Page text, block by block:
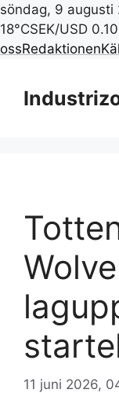
söndag, 9 augusti
18°CSEK/USD
ossRedaktionen
innehåll
11 juni 2026,